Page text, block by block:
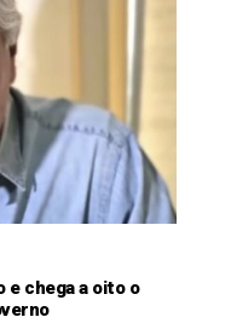
e chega a oito o